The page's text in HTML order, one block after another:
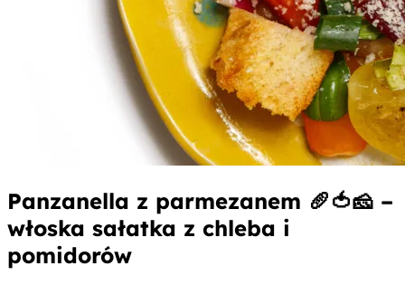
Panzanella z parmezanem 🥖🍅🧀 –
włoska sałatka z chleba i
pomidorów